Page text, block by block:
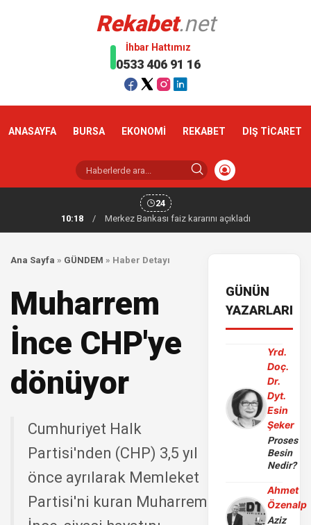
Rekabet.net
İhbar Hattımız
0533 406 91 16
ANASAYFA BURSA EKONOMİ REKABET DIŞ TİCARET
24
10:18
/ Merkez Bankası faiz kararını açıkladı
Ana Sayfa » GÜNDEM » Haber Detayı
Muharrem
İnce CHP'ye
dönüyor
Cumhuriyet Halk
Partisi'nden (CHP) 3,5 yıl
önce ayrılarak Memleket
Partisi'ni kuran Muharrem
GÜNÜN
YAZARLARI
Yrd.
Doç.
Dr.
Dyt.
Esin
Şeker
Proses
Besin
Nedir?
Ahmet
Özenalp
Aziz